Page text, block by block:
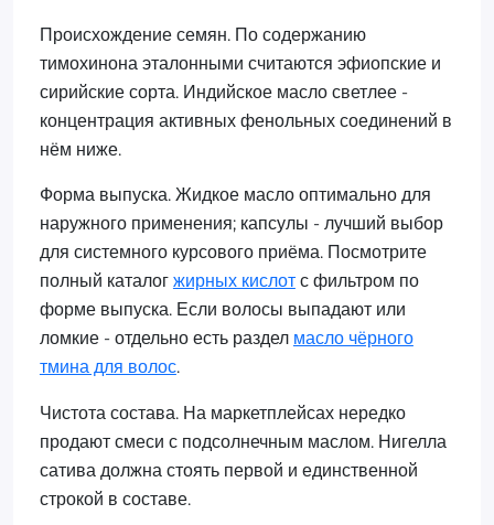
Происхождение семян. По содержанию
тимохинона эталонными считаются эфиопские и
сирийские сорта. Индийское масло светлее -
концентрация активных фенольных соединений в
нём ниже.
Форма выпуска. Жидкое масло оптимально для
наружного применения; капсулы - лучший выбор
для системного курсового приёма. Посмотрите
полный каталог жирных кислотс фильтром по
форме выпуска. Если волосы выпадают или
ломкие - отдельно есть раздел масло чёрного
тмина для волос.
Чистота состава. На маркетплейсах нередко
продают смеси с подсолнечным маслом. Нигелла
сатива должна стоять первой и единственной
строкой в составе.